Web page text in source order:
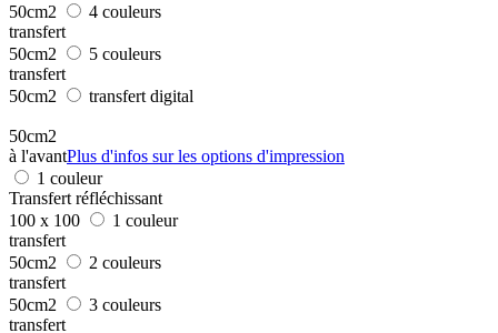
50cm2
4 couleurs
transfert
50cm2
5 couleurs
transfert
50cm2
transfert digital
50cm2
à l'avantPlus d'infos sur les options d'impression
1 couleur
Transfert réfléchissant
100 x 100
1 couleur
transfert
50cm2
2 couleurs
transfert
50cm2
3 couleurs
transfert